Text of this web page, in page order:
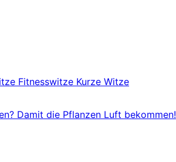
Fitnesswitze Kurze Witze
Damit die Pflanzen Luft bekommen!